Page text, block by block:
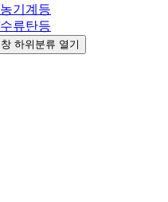
기계등
류탄등
하위분류 열기